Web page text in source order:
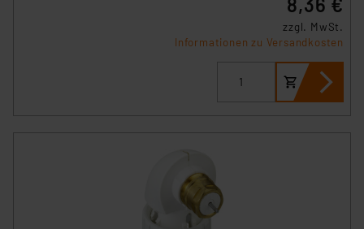
zzgl. MwSt.
Informationen zu Versandkosten